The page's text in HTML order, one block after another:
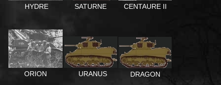
HYDRE SATURNE CENTAURE II
ORION URANUS DRAGON